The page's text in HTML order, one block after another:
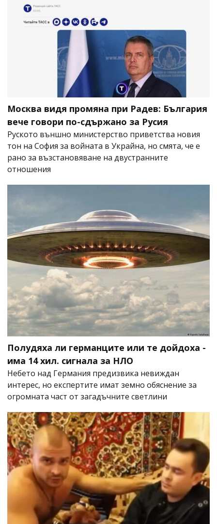
Москва видя промяна при Радев: България
вече говори по-сдържано за Русия
Руското външно министерство приветства новия
тон на София за войната в Украйна, но смята, че е
рано за възстановяване на двустранните
отношения
Полудяха ли германците или те дойдоха -
има 14 хил. сигнала за НЛО
Небето над Германия предизвика невиждан
интерес, но експертите имат земно обяснение за
огромната част от загадъчните светлини